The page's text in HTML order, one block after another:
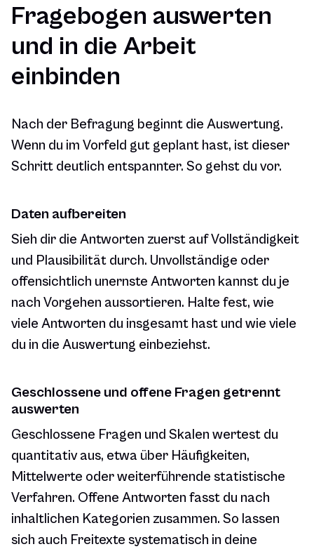
Fragebogen auswerten
und in die Arbeit
einbinden
Nach der Befragung beginnt die Auswertung.
Wenn du im Vorfeld gut geplant hast, ist dieser
Schritt deutlich entspannter. So gehst du vor.
Daten aufbereiten
Sieh dir die Antworten zuerst auf Vollständigkeit
und Plausibilität durch. Unvollständige oder
offensichtlich unernste Antworten kannst du je
nach Vorgehen aussortieren. Halte fest, wie
viele Antworten du insgesamt hast und wie viele
du in die Auswertung einbeziehst.
Geschlossene und offene Fragen getrennt
auswerten
Geschlossene Fragen und Skalen wertest du
quantitativ aus, etwa über Häufigkeiten,
Mittelwerte oder weiterführende statistische
Verfahren. Offene Antworten fasst du nach
inhaltlichen Kategorien zusammen. So lassen
sich auch Freitexte systematisch in deine